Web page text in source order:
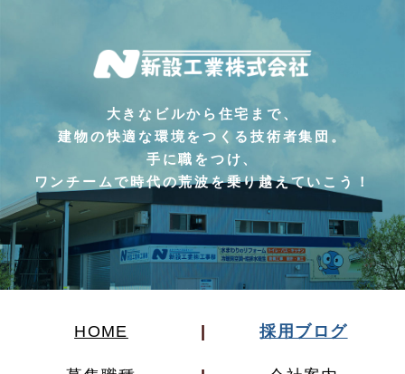
大きなビルから住宅まで、
建物の快適な環境をつくる技術者集団。
手に職をつけ、
ワンチームで時代の荒波を乗り越えていこう！
HOME 採用ブログ